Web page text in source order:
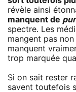
révèle ainsi
manquent de
spectre. Les
mangent pas
manquent
trop marquée
Si on sait rester
savent toutefois